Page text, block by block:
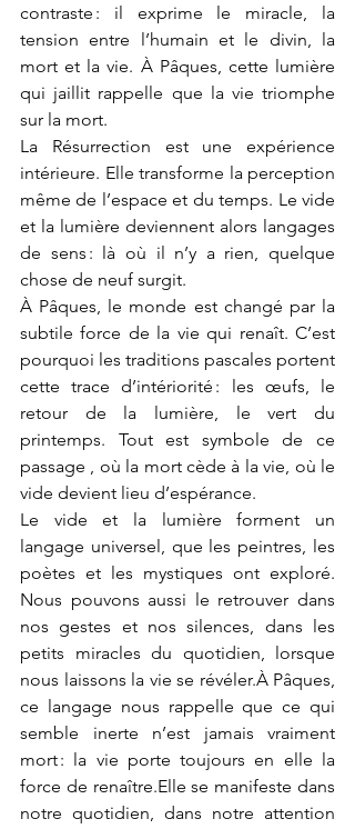
contraste : il exprime le miracle, la
tension entre l’humain et le divin, la
mort et la vie. À Pâques, cette lumière
qui jaillit rappelle que la vie triomphe
sur la mort.
La Résurrection est une expérience
intérieure. Elle transforme la perception
même de l’espace et du temps. Le vide
et la lumière deviennent alors langages
de sens : là où il n’y a rien, quelque
chose de neuf surgit.
À Pâques, le monde est changé par la
subtile force de la vie qui renaît. C’est
pourquoi les traditions pascales portent
cette trace d’intériorité : les œufs, le
retour de la lumière, le vert du
printemps. Tout est symbole de ce
passage , où la mort cède à la vie, où le
vide devient lieu d’espérance.
Le vide et la lumière forment un
langage universel, que les peintres, les
poètes et les mystiques ont exploré.
Nous pouvons aussi le retrouver dans
nos gestes et nos silences, dans les
petits miracles du quotidien, lorsque
nous laissons la vie se révéler.À Pâques,
ce langage nous rappelle que ce qui
semble inerte n’est jamais vraiment
mort : la vie porte toujours en elle la
force de renaître.Elle se manifeste dans
notre quotidien, dans notre attention